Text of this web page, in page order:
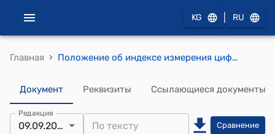
KG RU
Главная › Положение об индексе измерения цифровой экономики (к распоряжению Кабинета Министров КР от 25 декабря 2024 года № 848-р)
Документ Реквизиты Ссылающиеся документы
Редакция
09.09.2025 Сравнение